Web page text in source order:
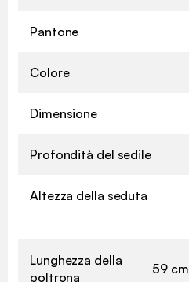
Pantone
Colore
Dimensione
Profondità del sedile
Altezza della seduta
Lunghezza della
poltrona
59 cm